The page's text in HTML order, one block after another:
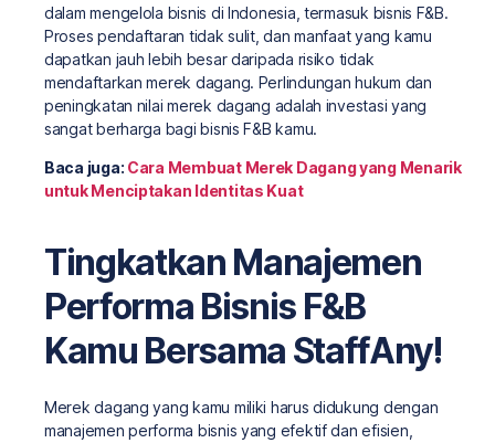
dalam mengelola bisnis di Indonesia, termasuk bisnis F&B.
Proses pendaftaran tidak sulit, dan manfaat yang kamu
dapatkan jauh lebih besar daripada risiko tidak
mendaftarkan merek dagang. Perlindungan hukum dan
peningkatan nilai merek dagang adalah investasi yang
sangat berharga bagi bisnis F&B kamu.
Baca juga: Cara Membuat Merek Dagang yang Menarik
untuk Menciptakan Identitas Kuat
Tingkatkan Manajemen
Performa Bisnis F&B
Kamu Bersama StaffAny!
Merek dagang yang kamu miliki harus didukung dengan
manajemen performa bisnis yang efektif dan efisien,